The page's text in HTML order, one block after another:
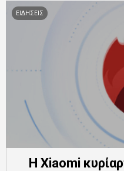
ΕΙΔΗΣΕΙΣ
H Xiaomi